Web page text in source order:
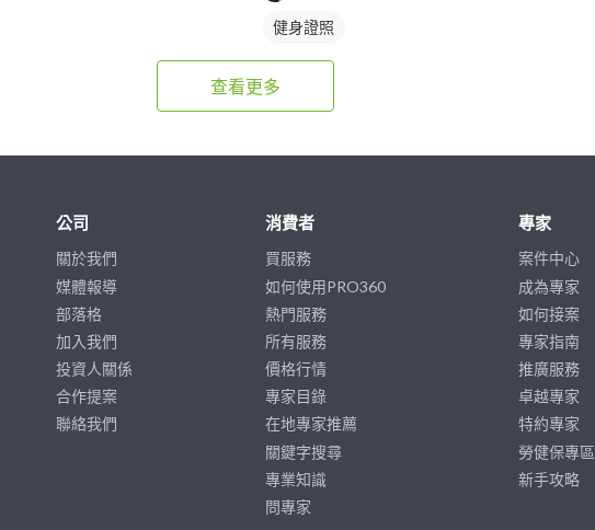
健身證照
查看更多
公司
關於我們
媒體報導
部落格
加入我們
投資人關係
合作提案
聯絡我們
消費者
買服務
如何使用PRO360
熱門服務
所有服務
價格行情
專家目錄
在地專家推薦
關鍵字搜尋
專業知識
問專家
專家
案件中心
成為專家
如何接案
專家指南
推廣服務
卓越專家
特約專家
勞健保專區
新手攻略